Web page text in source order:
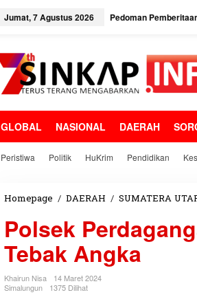
Jumat, 7 Agustus 2026 Pedoman
GLOBAL NASIONAL DAERAH
Peristiwa Politik HuKrim Pendidikan
Homepage / DAERAH / SUMATERA
Polsek
Tebak Angka
Khairun Nisa
14 Maret 2024
Simalungun
1375 Dilihat